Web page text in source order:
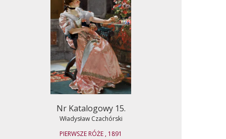
Nr Katalogowy 15.
Władysław Czachórski
PIERWSZE RÓŻE , 1891